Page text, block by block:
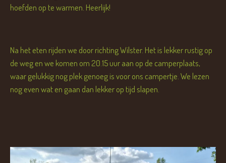
hoefden op te warmen. Heerlijk!
Na het eten rijden we door richting Wilster. Het is lekker rustig op
de weg en we komen om 20.15 uur aan op de camperplaats,
waar gelukkig nog plek genoeg is voor ons campertje. We lezen
nog even wat en gaan dan lekker op tijd slapen.